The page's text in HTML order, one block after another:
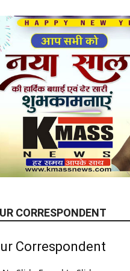
CORRESPONDENT
Correspondent